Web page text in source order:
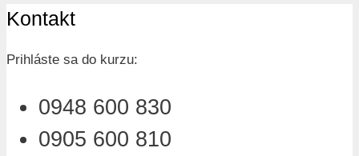
Kontakt
Prihláste sa do kurzu:
0948 600 830
0905 600 810